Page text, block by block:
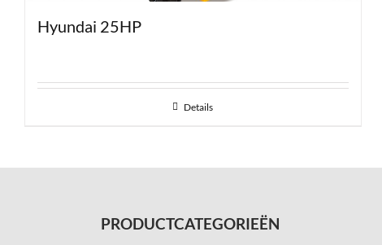
Hyundai 25HP
Details
PRODUCTCATEGORIEËN